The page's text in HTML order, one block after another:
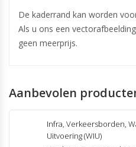
De kaderrand kan worden
Als u ons een
geen meerprijs.
Aanbevolen
Infra, Verkeersborden,
Uitvoering (WIU)